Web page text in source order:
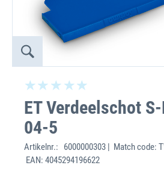
ET Verdeelschot S-
04-5
Artikelnr.:
6000000303 | Match code:
EAN: 4045294196622